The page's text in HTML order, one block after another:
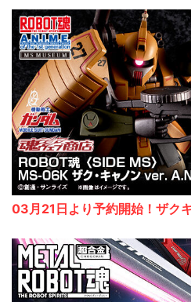
03月21日より予約開始！ザク